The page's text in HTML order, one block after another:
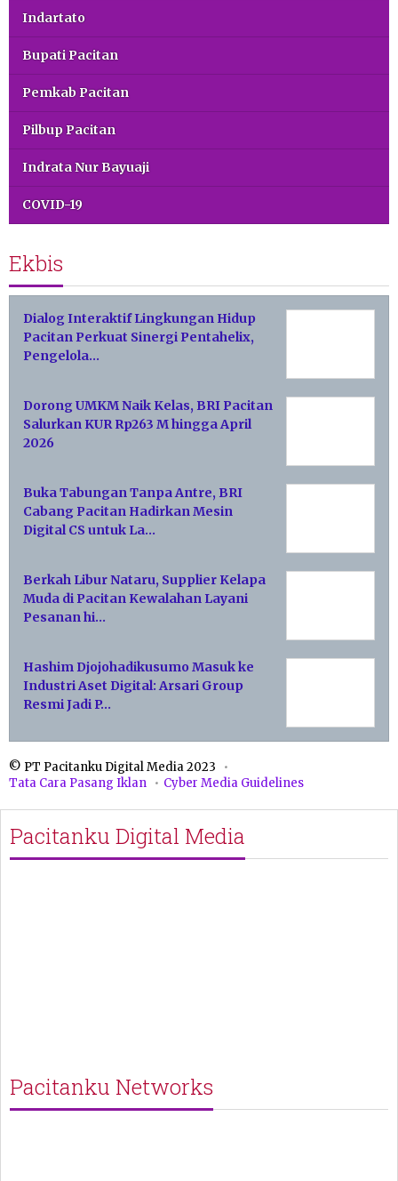
Indartato
Bupati Pacitan
Pemkab Pacitan
Pilbup Pacitan
Indrata Nur Bayuaji
COVID-19
Ekbis
Dialog Interaktif Lingkungan Hidup
Pacitan Perkuat Sinergi Pentahelix,
Pengelola…
Dorong UMKM Naik Kelas, BRI Pacitan
Salurkan KUR Rp263 M hingga April
2026
Buka Tabungan Tanpa Antre, BRI
Cabang Pacitan Hadirkan Mesin
Digital CS untuk La…
Berkah Libur Nataru, Supplier Kelapa
Muda di Pacitan Kewalahan Layani
Pesanan hi…
Hashim Djojohadikusumo Masuk ke
Industri Aset Digital: Arsari Group
Resmi Jadi P…
© PT Pacitanku Digital Media 2023
Tata Cara Pasang Iklan
Cyber Media Guidelines
Pacitanku Digital Media
Pacitanku Networks